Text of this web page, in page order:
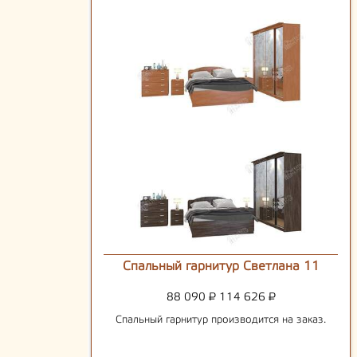
Спальный гарнитур Светлана 11
88 090 ₽ 114 626 ₽
Спальный гарнитур производится на заказ.